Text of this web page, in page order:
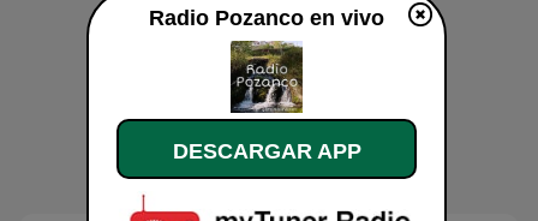
Radio Pozanco en vivo
DESCARGAR APP